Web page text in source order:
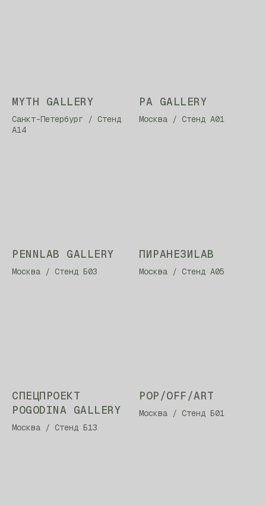
MYTH GALLERY
Санкт-Петербург / Стенд
А14
PA GALLERY
Москва / Стенд А01
PENNLAB GALLERY
Москва / Стенд Б03
ПИРАНЕЗИLAB
Москва / Стенд А05
СПЕЦПРОЕКТ
POGODINA GALLERY
Москва / Стенд Б13
POP/OFF/ART
Москва / Стенд Б01